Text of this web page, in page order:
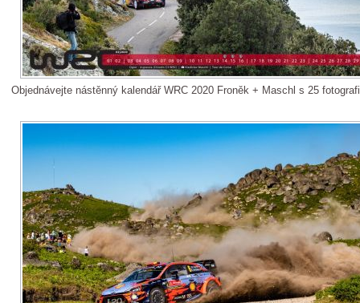
Objednávejte nástěnný kalendář WRC 2020 Froněk + Maschl s 25